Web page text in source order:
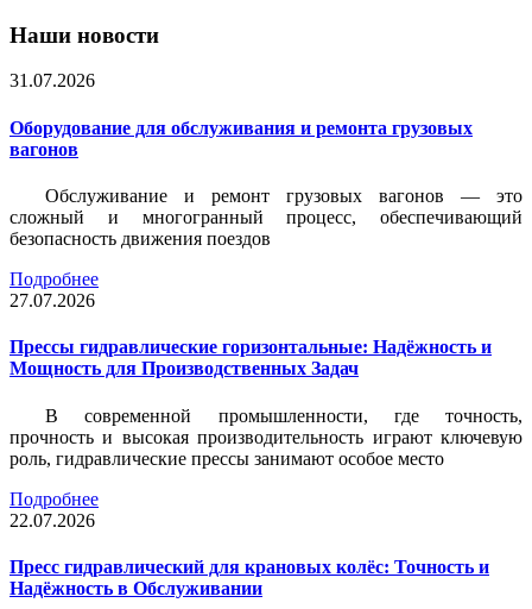
Наши новости
31.07.2026
Оборудование для обслуживания и ремонта грузовых
вагонов
Обслуживание и ремонт грузовых вагонов — это
сложный и многогранный процесс, обеспечивающий
безопасность движения поездов
Подробнее
27.07.2026
Прессы гидравлические горизонтальные: Надёжность и
Мощность для Производственных Задач
В современной промышленности, где точность,
прочность и высокая производительность играют ключевую
роль, гидравлические прессы занимают особое место
Подробнее
22.07.2026
Пресс гидравлический для крановых колёс: Точность и
Надёжность в Обслуживании